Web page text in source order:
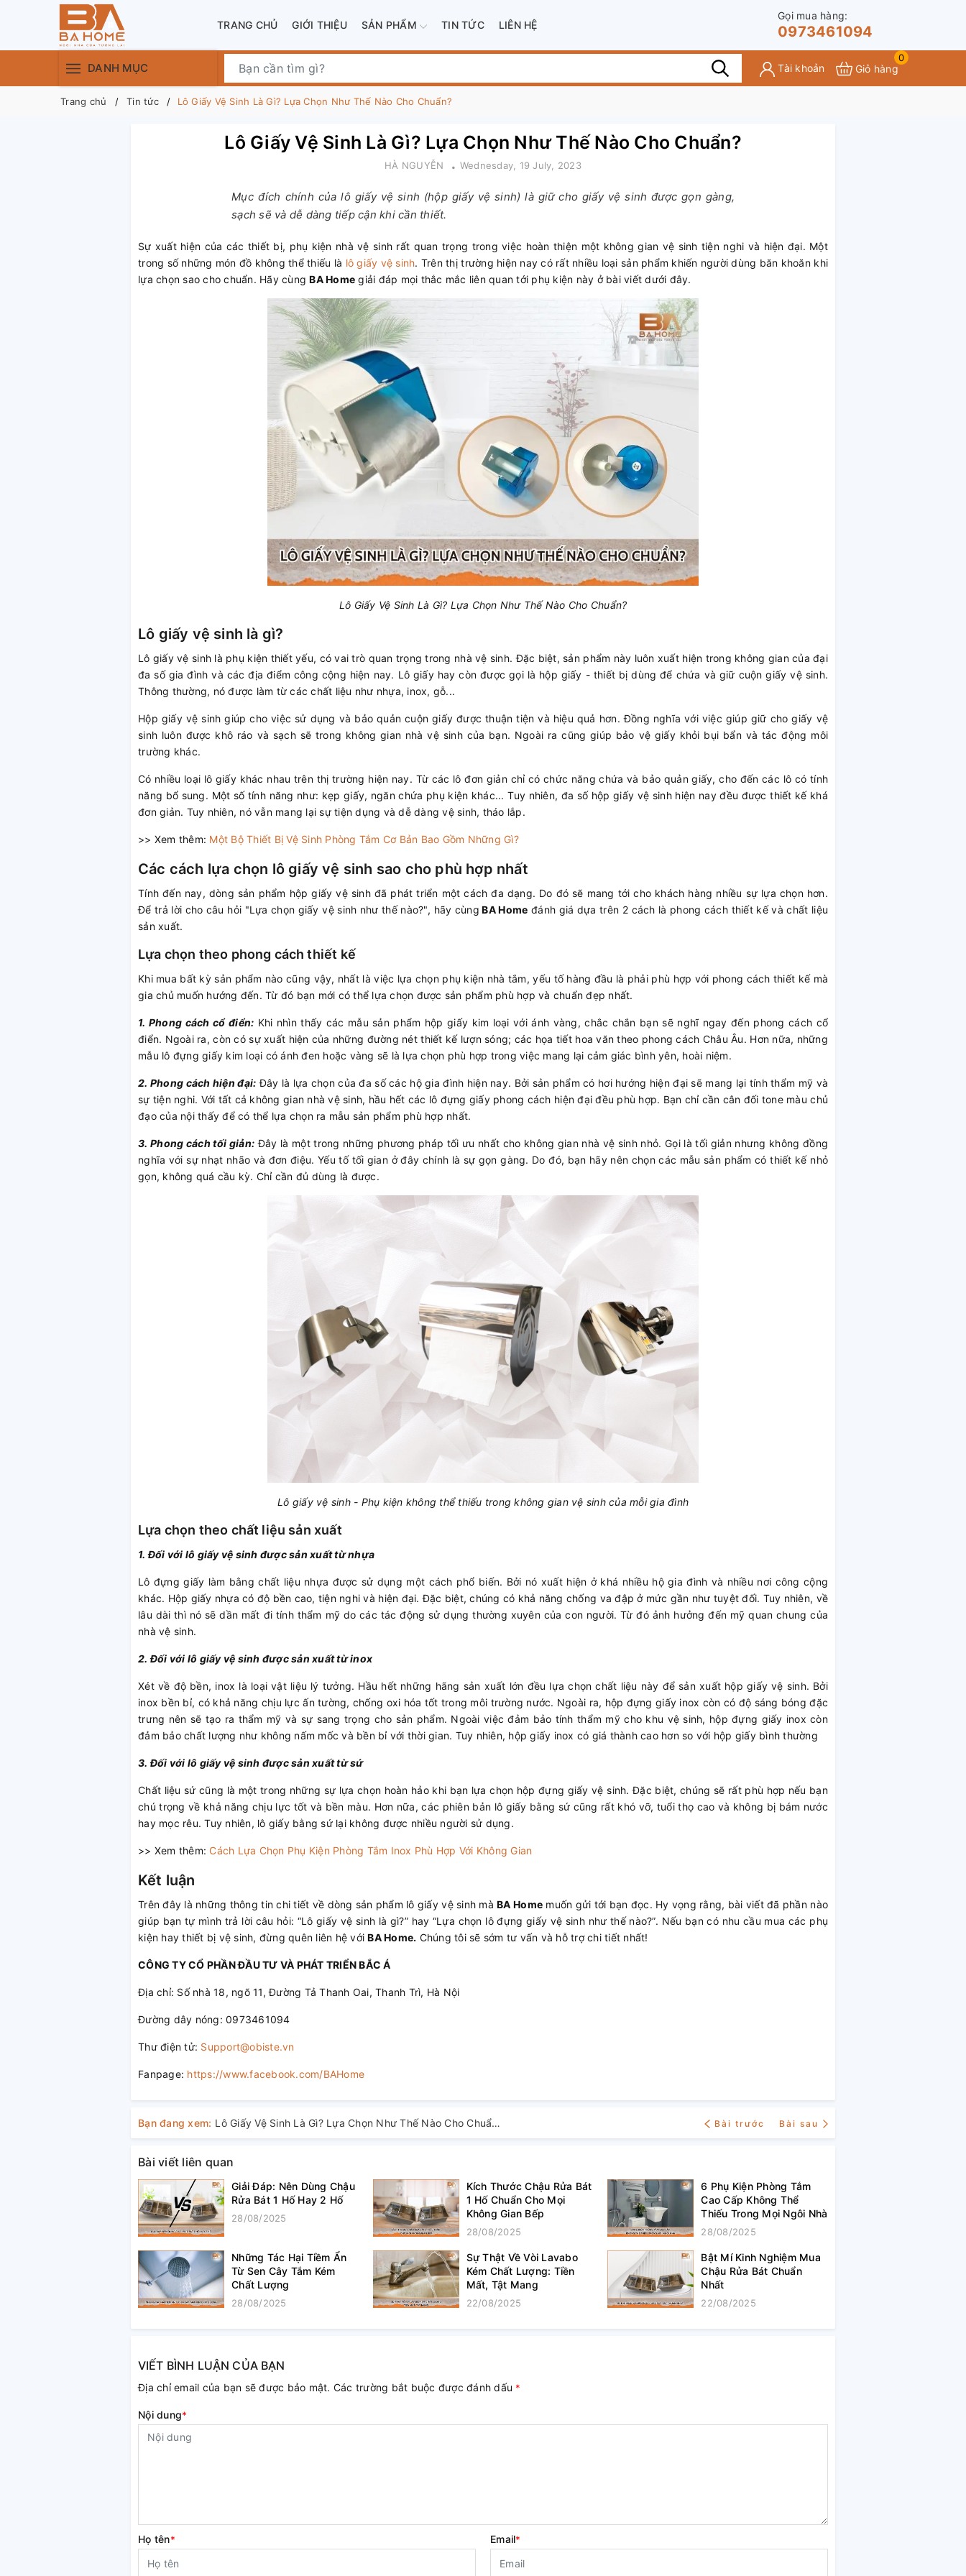
TRANG CHỦ GIỚI THIỆU SẢN PHẨM TIN TỨC LIÊN HỆ
Gọi mua hàng:
0973461094
DANH MỤC Tài khoản
0
Giỏ hàng
Trang chủ Tin tức Lô Giấy Vệ Sinh Là Gì? Lựa Chọn Như Thế Nào Cho Chuẩn?
Lô Giấy Vệ Sinh Là Gì? Lựa Chọn Như Thế Nào Cho Chuẩn?
HÀ NGUYỄN Wednesday, 19 July, 2023
Mục đích chính của lô giấy vệ sinh (hộp giấy vệ sinh) là giữ cho giấy vệ sinh được gọn gàng,
sạch sẽ và dễ dàng tiếp cận khi cần thiết.
Sự xuất hiện của các thiết bị, phụ kiện nhà vệ sinh rất quan trọng trong việc hoàn thiện một không gian vệ sinh tiện nghi và hiện đại. Một
trong số những món đồ không thể thiếu là lô giấy vệ sinh. Trên thị trường hiện nay có rất nhiều loại sản phẩm khiến người dùng băn khoăn khi
lựa chọn sao cho chuẩn. Hãy cùngBA Home giải đáp mọi thắc mắc liên quan tới phụ kiện này ở bài viết dưới đây.
Lô Giấy Vệ Sinh Là Gì? Lựa Chọn Như Thế Nào Cho Chuẩn?
Lô giấy vệ sinh là gì?
Lô giấy vệ sinh là phụ kiện thiết yếu, có vai trò quan trọng trong nhà vệ sinh. Đặc biệt, sản phẩm này luôn xuất hiện trong không gian của đại
đa số gia đình và các địa điểm công cộng hiện nay. Lô giấy hay còn được gọi là hộp giấy - thiết bị dùng để chứa và giữ cuộn giấy vệ sinh.
Thông thường, nó được làm từ các chất liệu như nhựa, inox, gỗ...
Hộp giấy vệ sinh giúp cho việc sử dụng và bảo quản cuộn giấy được thuận tiện và hiệu quả hơn. Đồng nghĩa với việc giúp giữ cho giấy vệ
sinh luôn được khô ráo và sạch sẽ trong không gian nhà vệ sinh của bạn. Ngoài ra cũng giúp bảo vệ giấy khỏi bụi bẩn và tác động môi
trường khác.
Có nhiều loại lô giấy khác nhau trên thị trường hiện nay. Từ các lô đơn giản chỉ có chức năng chứa và bảo quản giấy, cho đến các lô có tính
năng bổ sung. Một số tính năng như: kẹp giấy, ngăn chứa phụ kiện khác... Tuy nhiên, đa số hộp giấy vệ sinh hiện nay đều được thiết kế khá
đơn giản. Tuy nhiên, nó vẫn mang lại sự tiện dụng và dễ dàng vệ sinh, tháo lắp.
>> Xem thêm: Một Bộ Thiết Bị Vệ Sinh Phòng Tắm Cơ Bản Bao Gồm Những Gì?
Các cách lựa chọn lô giấy vệ sinh sao cho phù hợp nhất
Tính đến nay, dòng sản phẩm hộp giấy vệ sinh đã phát triển một cách đa dạng. Do đó sẽ mang tới cho khách hàng nhiều sự lựa chọn hơn.
Để trả lời cho câu hỏi "Lựa chọn giấy vệ sinh như thế nào?", hãy cùng BA Home đánh giá dựa trên 2 cách là phong cách thiết kế và chất liệu
sản xuất.
Lựa chọn theo phong cách thiết kế
Khi mua bất kỳ sản phẩm nào cũng vậy, nhất là việc lựa chọn phụ kiện nhà tắm, yếu tố hàng đầu là phải phù hợp với phong cách thiết kế mà
gia chủ muốn hướng đến. Từ đó bạn mới có thể lựa chọn được sản phẩm phù hợp và chuẩn đẹp nhất.
1. Phong cách cổ điển: Khi nhìn thấy các mẫu sản phẩm hộp giấy kim loại với ánh vàng, chắc chắn bạn sẽ nghĩ ngay đến phong cách cổ
điển. Ngoài ra, còn có sự xuất hiện của những đường nét thiết kế lượn sóng; các họa tiết hoa văn theo phong cách Châu Âu. Hơn nữa, những
mẫu lô đựng giấy kim loại có ánh đen hoặc vàng sẽ là lựa chọn phù hợp trong việc mang lại cảm giác bình yên, hoài niệm.
2. Phong cách hiện đại: Đây là lựa chọn của đa số các hộ gia đình hiện nay. Bởi sản phẩm có hơi hướng hiện đại sẽ mang lại tính thẩm mỹ và
sự tiện nghi. Với tất cả không gian nhà vệ sinh, hầu hết các lô đựng giấy phong cách hiện đại đều phù hợp. Bạn chỉ cần cân đối tone màu chủ
đạo của nội thấy để có thể lựa chọn ra mẫu sản phẩm phù hợp nhất.
3. Phong cách tối giản: Đây là một trong những phương pháp tối ưu nhất cho không gian nhà vệ sinh nhỏ. Gọi là tối giản nhưng không đồng
nghĩa với sự nhạt nhão và đơn điệu. Yếu tố tối gian ở đây chính là sự gọn gàng. Do đó, bạn hãy nên chọn các mẫu sản phẩm có thiết kế nhỏ
gọn, không quá cầu kỳ. Chỉ cần đủ dùng là được.
Lô giấy vệ sinh - Phụ kiện không thể thiếu trong không gian vệ sinh của mỗi gia đình
Lựa chọn theo chất liệu sản xuất
1. Đối với lô giấy vệ sinh được sản xuất từ nhựa
Lô đựng giấy làm bằng chất liệu nhựa được sử dụng một cách phổ biến. Bởi nó xuất hiện ở khá nhiều hộ gia đình và nhiều nơi công cộng
khác. Hộp giấy nhựa có độ bền cao, tiện nghi và hiện đại. Đặc biệt, chúng có khả năng chống va đập ở mức gần như tuyệt đối. Tuy nhiên, về
lâu dài thì nó sẽ dần mất đi tính thẩm mỹ do các tác động sử dụng thường xuyên của con người. Từ đó ảnh hưởng đến mỹ quan chung của
nhà vệ sinh.
2. Đối với lô giấy vệ sinh được sản xuất từ inox
Xét về độ bền, inox là loại vật liệu lý tưởng. Hầu hết những hãng sản xuất lớn đều lựa chọn chất liệu này để sản xuất hộp giấy vệ sinh. Bởi
inox bền bỉ, có khả năng chịu lực ấn tường, chống oxi hóa tốt trong môi trường nước. Ngoài ra, hộp đựng giấy inox còn có độ sáng bóng đặc
trưng nên sẽ tạo ra thẩm mỹ và sự sang trọng cho sản phẩm. Ngoài việc đảm bảo tính thẩm mỹ cho khu vệ sinh, hộp đựng giấy inox còn
đảm bảo chất lượng như không nấm mốc và bền bỉ với thời gian. Tuy nhiên, hộp giấy inox có giá thành cao hơn so với hộp giấy bình thường
3. Đối với lô giấy vệ sinh được sản xuất từ sứ
Chất liệu sứ cũng là một trong những sự lựa chọn hoàn hảo khi bạn lựa chọn hộp đựng giấy vệ sinh. Đặc biệt, chúng sẽ rất phù hợp nếu bạn
chú trọng về khả năng chịu lực tốt và bền màu. Hơn nữa, các phiên bản lô giấy bằng sứ cũng rất khó vỡ, tuổi thọ cao và không bị bám nước
hay mọc rêu. Tuy nhiên, lô giấy bằng sứ lại không được nhiều người sử dụng.
>> Xem thêm: Cách Lựa Chọn Phụ Kiện Phòng Tắm Inox Phù Hợp Với Không Gian
Kết luận
Trên đây là những thông tin chi tiết về dòng sản phẩm lô giấy vệ sinh màBA Home muốn gửi tới bạn đọc. Hy vọng rằng, bài viết đã phần nào
giúp bạn tự mình trả lời câu hỏi: “Lô giấy vệ sinh là gì?” hay “Lựa chọn lô đựng giấy vệ sinh như thế nào?”. Nếu bạn có nhu cầu mua các phụ
kiện hay thiết bị vệ sinh, đừng quên liên hệ vớiBA Home. Chúng tôi sẽ sớm tư vấn và hỗ trợ chi tiết nhất!
CÔNG TY CỔ PHẦN ĐẦU TƯ VÀ PHÁT TRIỂN BẮC Á
Địa chỉ: Số nhà 18, ngõ 11, Đường Tả Thanh Oai, Thanh Trì, Hà Nội
Đường dây nóng: 0973461094
Thư điện tử: Support@obiste.vn
Fanpage: https://www.facebook.com/BAHome
Bạn đang xem: Lô Giấy Vệ Sinh Là Gì? Lựa Chọn Như Thế Nào Cho Chuẩn? Bài trước Bài sau
Bài viết liên quan
Giải Đáp: Nên Dùng Chậu
Rửa Bát 1 Hố Hay 2 Hố
28/08/2025
Kích Thước Chậu Rửa Bát
1 Hố Chuẩn Cho Mọi
Không Gian Bếp
28/08/2025
6 Phụ Kiện Phòng Tắm
Cao Cấp Không Thể
Thiếu Trong Mọi Ngôi Nhà
28/08/2025
Những Tác Hại Tiềm Ẩn
Từ Sen Cây Tắm Kém
Chất Lượng
28/08/2025
Sự Thật Về Vòi Lavabo
Kém Chất Lượng: Tiền
Mất, Tật Mang
22/08/2025
Bật Mí Kinh Nghiệm Mua
Chậu Rửa Bát Chuẩn
Nhất
22/08/2025
VIẾT BÌNH LUẬN CỦA BẠN
Địa chỉ email của bạn sẽ được bảo mật. Các trường bắt buộc được đánh dấu *
Nội dung*
Họ tên* Email*